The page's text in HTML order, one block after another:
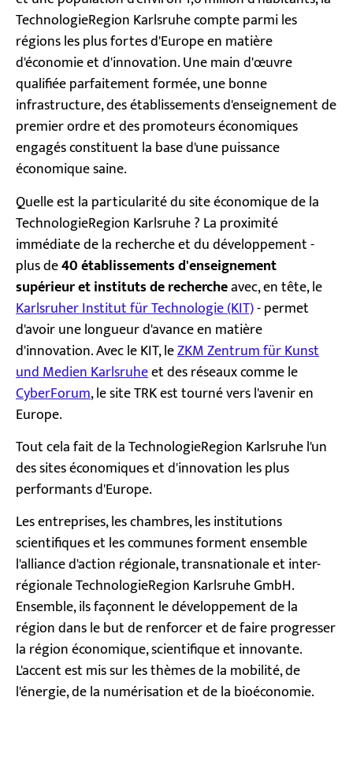
TechnologieRegion Karlsruhe compte parmi les
régions les plus fortes d'Europe en matière
d'économie et d'innovation. Une main d'œuvre
qualifiée parfaitement formée, une bonne
infrastructure, des établissements d'enseignement de
premier ordre et des promoteurs économiques
engagés constituent la base d'une puissance
économique saine.
Quelle est la particularité du site économique de la
TechnologieRegion Karlsruhe ? La proximité
immédiate de la recherche et du développement -
plus de40 établissements d'enseignement
supérieuret instituts de rechercheavec, en tête, le
Karlsruher Institut für Technologie (KIT)- permet
d'avoir une longueur d'avance en matière
d'innovation. Avec le KIT, leZKM Zentrum für Kunst
und Medien Karlsruheet des réseaux comme le
CyberForum, le site TRK est tourné vers l'avenir en
Europe.
Tout cela fait de la TechnologieRegion Karlsruhe l'un
des sites économiques et d'innovation les plus
performants d'Europe.
Les entreprises, les chambres, les institutions
scientifiques et les communes forment ensemble
l'alliance d'action régionale, transnationale et inter-
régionale TechnologieRegion Karlsruhe GmbH.
Ensemble, ils façonnent le développement de la
région dans le but de renforcer et de faire progresser
la région économique, scientifique et innovante.
L'accent est mis sur les thèmes de la mobilité, de
l'énergie, de la numérisation et de la bioéconomie.